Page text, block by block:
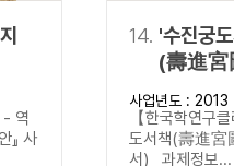
- 역
』 사
14. '수진궁
(壽進宮
(탈초·정
사업년도 : 2013
【한국학연
도서책(壽進宮
서) 과제정보...